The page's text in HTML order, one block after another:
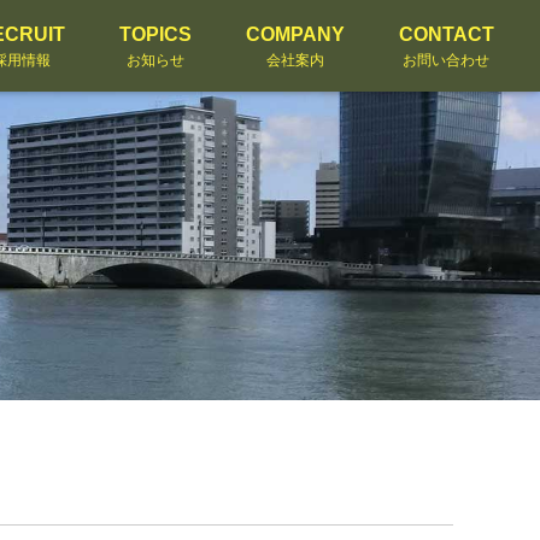
用情報
TOPICS
お知らせ
COMPANY
会社案内
CONTACT
お問い合わせ